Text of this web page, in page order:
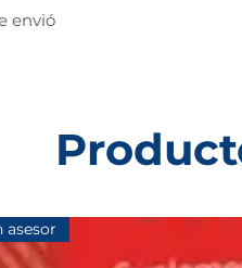
envió
asesor